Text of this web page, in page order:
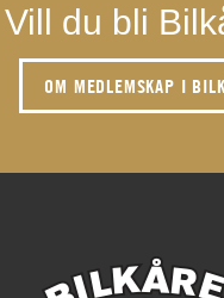
Vill du bli
OM MEDLEMSKAP I